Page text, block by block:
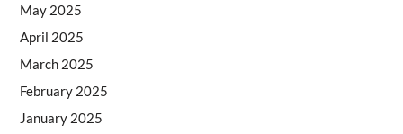
May 2025
April 2025
March 2025
February 2025
January 2025